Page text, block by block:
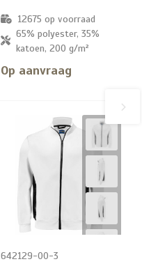
12675 op voorraad
65% polyester, 35%
katoen, 200 g/m²
Op aanvraag
642129-00-3